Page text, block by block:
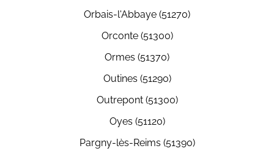
Orbais-l'Abbaye (51270)
Orconte (51300)
Ormes (51370)
Outines (51290)
Outrepont (51300)
Oyes (51120)
Pargny-lès-Reims (51390)